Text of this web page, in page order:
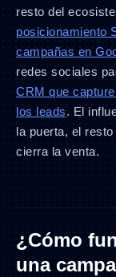
resto del
posicionamiento
campañas en
redes sociales
CRM que
los leads. El
la puerta, el
cierra la venta.
¿Cómo
una